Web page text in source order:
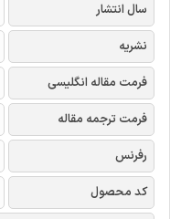
سال انتشار
نشریه
فرمت مقاله انگلیسی
فرمت ترجمه مقاله
رفرنس
کد محصول